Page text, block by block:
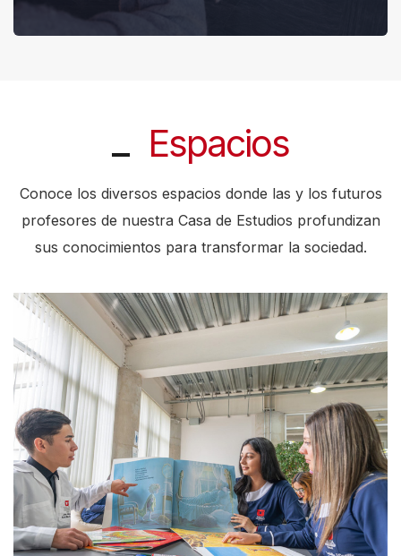
Espacios
Conoce los diversos espacios donde las y los futuros
profesores de nuestra Casa de Estudios profundizan
sus conocimientos para transformar la sociedad.